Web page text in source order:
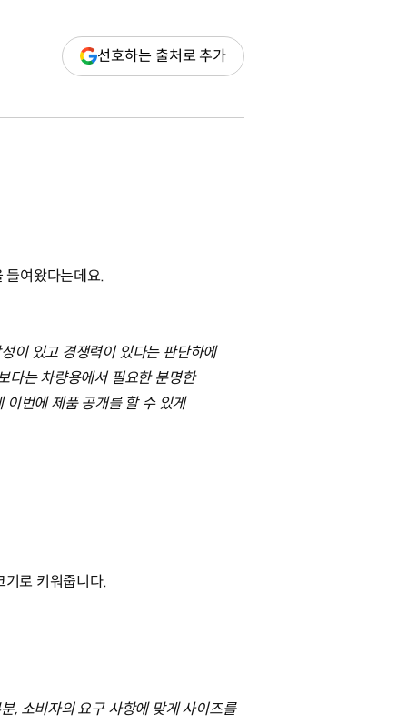
선호하는 출처로 추가(새
창
들여왔다는데요.
이 있고 경쟁력이 있다는 판단하에
다는 차량용에서 필요한 분명한
이번에 제품 공개를 할 수 있게
로 키워줍니다.
, 소비자의 요구 사항에 맞게 사이즈를